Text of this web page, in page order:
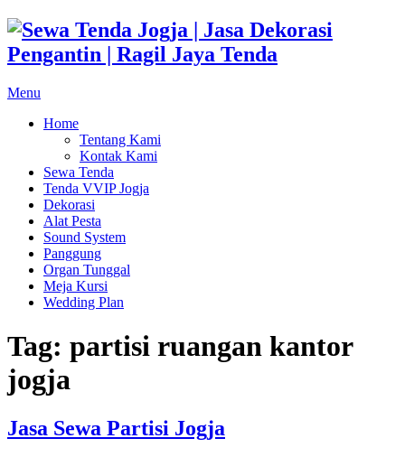
Skip
content
Menu
Home
Tentang Kami
Kontak Kami
Sewa Tenda
Tenda VVIP Jogja
Dekorasi
Alat Pesta
Sound System
Panggung
Organ Tunggal
Meja Kursi
Wedding Plan
Tag: partisi ruangan kantor
jogja
Jasa Sewa Partisi Jogja